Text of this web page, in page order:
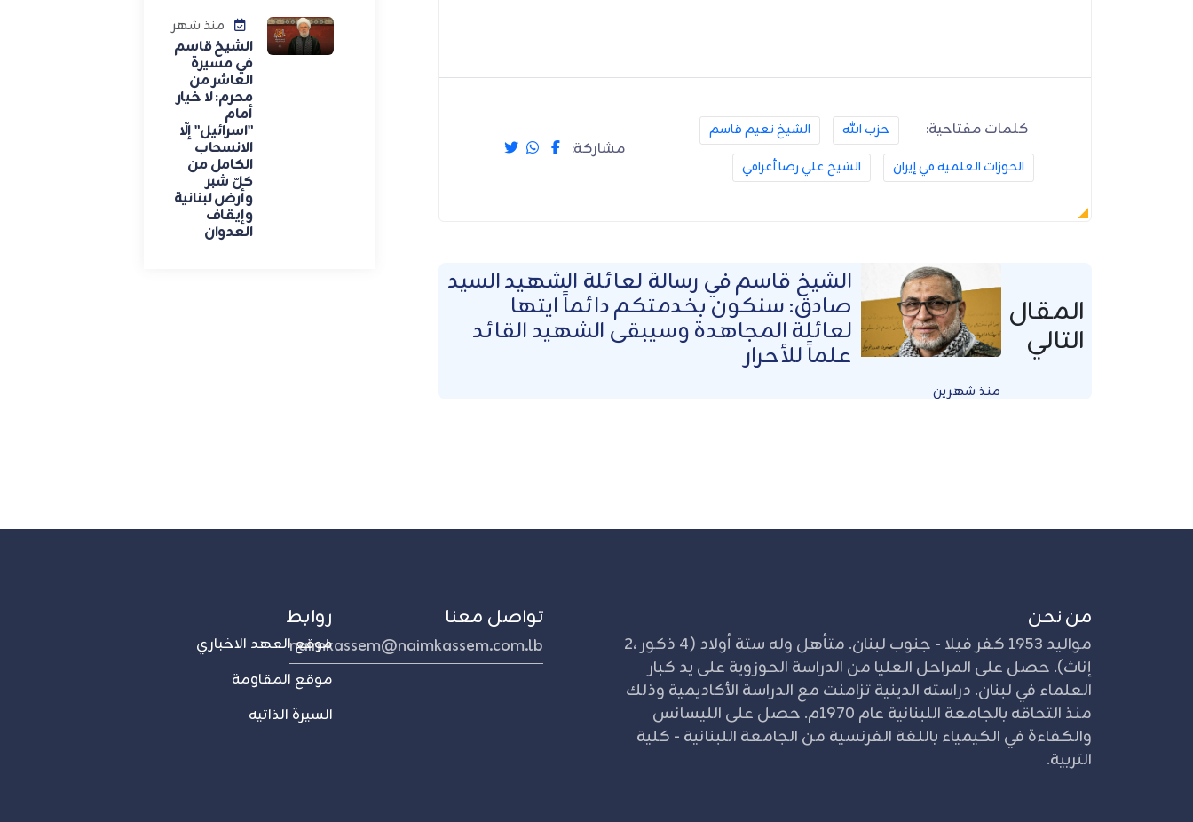
كلمات مفتاحية: حزب الله
الشيخ نعيم قاسم
الحوزات العلمية في إيران
الشيخ علي رضا أعرافي
مشاركة:
المقال
التالي
الشيخ قاسم في رسالة لعائلة الشهيد السيد
صادق: سنكون بخدمتكم دائماً ايتها
لعائلة المجاهدة وسيبقى الشهيد القائد
علماً للأحرار
منذ شهرين
منذ شهر
الشيخ قاسم
في مسيرة
العاشر من
محرم: لا خيار
أمام
"اسرائيل" إلّا
الانسحاب
الكامل من
كلّ شبر
وأرض لبنانية
وإيقاف
العدوان
من نحن
مواليد 1953 كفر فيلا - جنوب لبنان. متأهل وله ستة أولاد (4 ذكور ،2
إناث). حصل على المراحل العليا من الدراسة الحوزوية على يد كبار
العلماء في لبنان. دراسته الدينية تزامنت مع الدراسة الأكاديمية وذلك
منذ التحاقه بالجامعة اللبنانية عام 1970م. حصل على الليسانس
والكفاءة في الكيمياء باللغة الفرنسية من الجامعة اللبنانية - كلية
التربية.
تواصل معنا
naimkassem@naimkassem.com.lb
روابط
موقع العهد الاخباري
موقع المقاومة
السيرة الذاتيه